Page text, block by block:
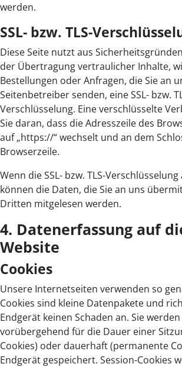
werden.
SSL- bzw. TLS-
Diese Seite nutzt aus
der Übertragung vertraulicher Inhalte,
Bestellungen oder Anfragen, die Sie an
Seitenbetreiber senden, eine SSL- bzw.
Verschlüsselung. Eine verschlüsselte
Sie daran, dass die Adresszeile des
auf „https://“ wechselt und an dem
Browserzeile.
Wenn die SSL- bzw. TLS-
können die Daten, die Sie an uns
Dritten mitgelesen werden.
4. Datenerfassung auf
Website
Cookies
Unsere Internetseiten verwenden so
Cookies sind kleine Datenpakete und
Endgerät keinen Schaden an. Sie
vorübergehend für die Dauer einer
Cookies) oder dauerhaft (permanente
Endgerät gespeichert. Session-Cookies